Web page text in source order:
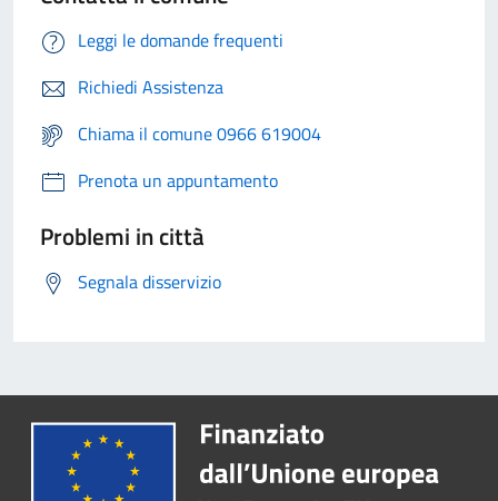
Leggi le domande frequenti
Richiedi Assistenza
Chiama il comune 0966 619004
Prenota un appuntamento
Problemi in città
Segnala disservizio